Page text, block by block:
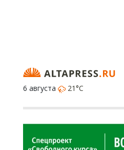
6 августа
21°C